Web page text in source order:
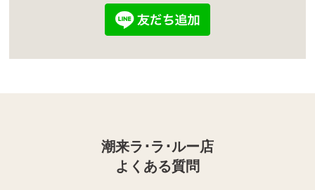
潮来ラ･ラ･ルー店
よくある質問